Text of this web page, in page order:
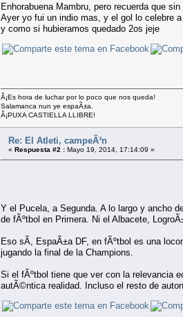
Enhorabuena Mambru, pero recuerda que
Ayer yo fui un indio mas, y el gol lo celebre
y como si hubieramos quedado 2os jeje
Â¡Es hora de luchar por lo poco que nos queda!
Salamanca nun ye espaÃ±a.
Â¡PUXA CASTIELLA LLIBRE!
Re: El Atleti, campeÃ³n
« Respuesta #2 : Mayo 19, 2014, 17:14:09 »
Y el Pucela, a Segunda. A lo largo y ancho
de fÃºtbol en Primera. Ni el Albacete,
Eso sÃ­, EspaÃ±a DF, en fÃºtbol es una
jugando la final de la Champions.
Si el fÃºtbol tiene que ver con la relevancia
autÃ©ntica realidad. Incluso el resto de